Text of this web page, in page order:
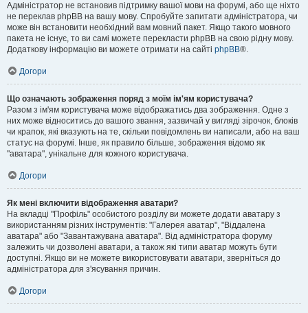
Адміністратор не встановив підтримку вашої мови на форумі, або ще ніхто
не переклав phpBB на вашу мову. Спробуйте запитати адміністратора, чи
може він встановити необхідний вам мовний пакет. Якщо такого мовного
пакета не існує, то ви самі можете перекласти phpBB на свою рідну мову.
Додаткову інформацію ви можете отримати на сайті phpBB®.
Догори
Що означають зображення поряд з моїм ім'ям користувача?
Разом з ім'ям користувача може відображатись два зображення. Одне з
них може відноситись до вашого звання, зазвичай у вигляді зірочок, блоків
чи крапок, які вказують на те, скільки повідомлень ви написали, або на ваш
статус на форумі. Інше, як правило більше, зображення відомо як
"аватара", унікальне для кожного користувача.
Догори
Як мені включити відображення аватари?
На вкладці "Профіль" особистого розділу ви можете додати аватару з
використанням різних інструментів: "Галерея аватар", "Віддалена
аватара" або "Завантажувана аватара". Від адміністратора форуму
залежить чи дозволені аватари, а також які типи аватар можуть бути
доступні. Якщо ви не можете використовувати аватари, зверніться до
адміністратора для з'ясування причин.
Догори